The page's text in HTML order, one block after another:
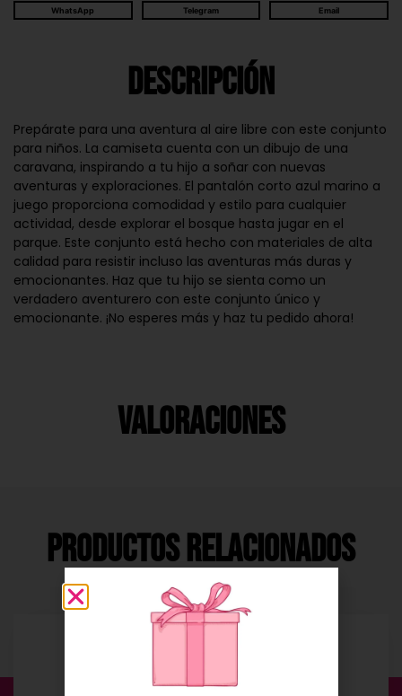
WhatsApp Telegram Email
Descripción
Prepárate para una aventura al aire libre con este conjunto
para niños. La camiseta cuenta con un dibujo de una
caravana, inspirando a tu hijo a soñar con nuevas
aventuras y exploraciones. El pantalón corto azul marino a
juego proporciona comodidad y estilo para cualquier
actividad, desde explorar el bosque hasta jugar en el
parque. Este conjunto está hecho con materiales de alta
calidad para resistir incluso las aventuras más duras y
emocionantes. Haz que tu hijo se sienta como un
verdadero aventurero con este conjunto único y
emocionante. ¡No esperes más y haz tu pedido ahora!
Valoraciones
Productos Relacionados
Envío Gratis